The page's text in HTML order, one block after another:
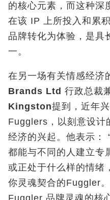
的核心元素，而这种深
在该 IP 上所投入和累
品牌转化为体验，是具
一。
在另一场有关情感经济
Brands Ltd 行政总裁
Kingston提到，近年
Fugglers，以刻意设计
经济的兴起。他表示：
都能与不同的人建立专
或正处于什么样的情绪
你灵魂契合的Fuggler